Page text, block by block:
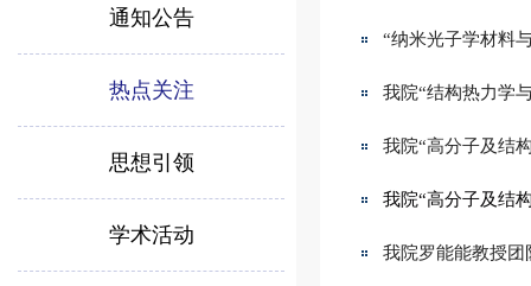
通知公告
热点关注
思想引领
学术活动
“纳米光子学材料
我院“结构热力学
我院“高分子及结
我院“高分子及结
我院罗能能教授